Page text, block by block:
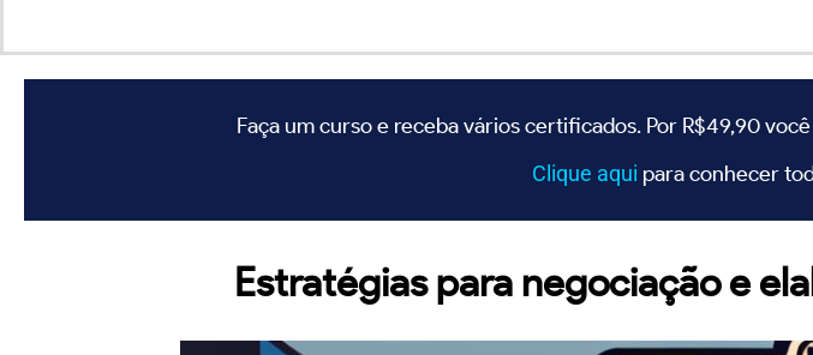
Faça um curso e receba vários certificados. Por R$49,90
Clique aqui para conhecer
Estratégias para negociação e